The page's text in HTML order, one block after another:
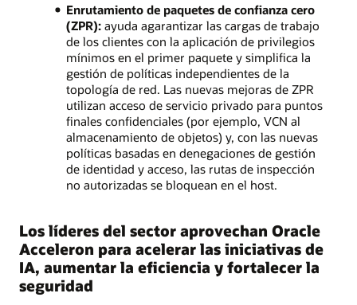
Enrutamiento de paquetes de confianza cero
(ZPR):ayuda agarantizar las cargas de trabajo
de los clientes con la aplicación de privilegios
mínimos en el primer paquete y simplifica la
gestión de políticas independientes de la
topología de red. Las nuevas mejoras de ZPR
utilizan acceso de servicio privado para puntos
finales confidenciales (por ejemplo, VCN al
almacenamiento de objetos) y, con las nuevas
políticas basadas en denegaciones de gestión
de identidad y acceso, las rutas de inspección
no autorizadas se bloquean en el host.
Los líderes del sector aprovechan Oracle
Acceleron para acelerar las iniciativas de
IA, aumentar la eficiencia y fortalecer la
seguridad